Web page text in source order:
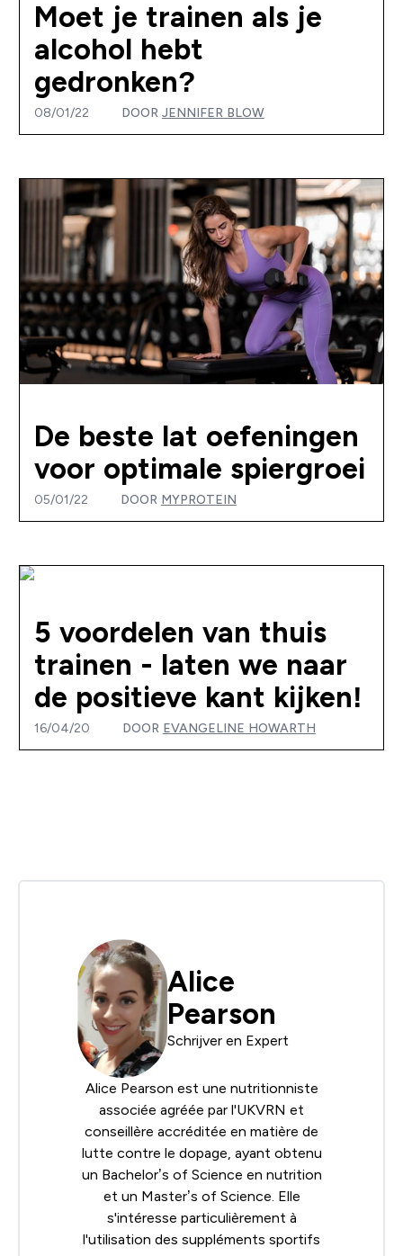
Moet je trainen als je
alcohol hebt
gedronken?
08/01/22 DOOR JENNIFER BLOW
De beste lat oefeningen
voor optimale spiergroei
05/01/22 DOOR MYPROTEIN
5 voordelen van thuis
trainen - laten we naar
de positieve kant kijken!
16/04/20 DOOR EVANGELINE HOWARTH
Alice
Pearson
Schrijver en Expert
Alice Pearson est une nutritionniste
associée agréée par l'UKVRN et
conseillère accréditée en matière de
lutte contre le dopage, ayant obtenu
un Bachelor’s of Science en nutrition
et un Master’s of Science. Elle
s'intéresse particulièrement à
l'utilisation des suppléments sportifs